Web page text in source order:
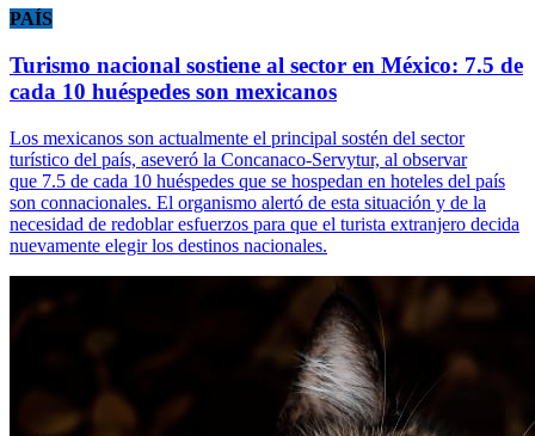
PAÍS
Turismo nacional sostiene al sector en México: 7.5 de
cada 10 huéspedes son mexicanos
Los mexicanos son actualmente el principal sostén del sector
turístico del país, aseveró la Concanaco-Servytur, al observar
que 7.5 de cada 10 huéspedes que se hospedan en hoteles del país
son connacionales. El organismo alertó de esta situación y de la
necesidad de redoblar esfuerzos para que el turista extranjero decida
nuevamente elegir los destinos nacionales.